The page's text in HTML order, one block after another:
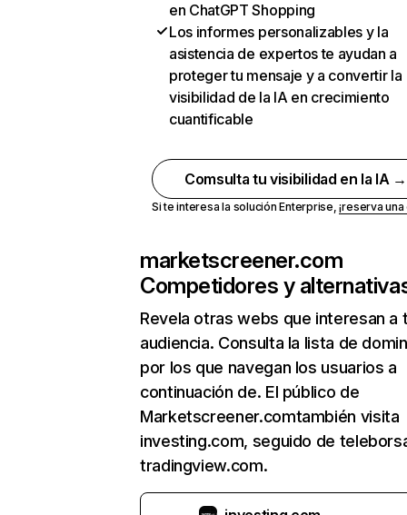
en ChatGPT Shopping
Los informes personalizables y la
asistencia de expertos te ayudan a
proteger tu mensaje y a convertir la
visibilidad de la IA en crecimiento
cuantificable
Comsulta tu visibilidad en la IA →
Si te interesa la solución Enterprise,¡reserva
marketscreener.com
Competidores y
Revela otras webs que interesan a
audiencia. Consulta la lista de
por los que navegan los usuarios a
continuación de. El público de
Marketscreener.comtambién visita
investing.com, seguido de
tradingview.com.